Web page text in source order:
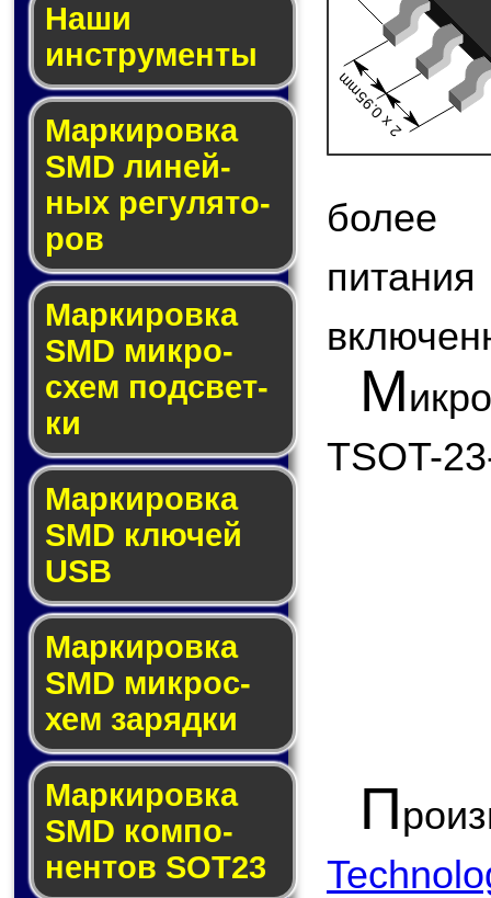
Наши
инструменты
Маркировка
SMD ли­ней­
ных ре­гу­ля­то­
ров
Маркировка
SMD мик­ро­
схем под­свет­
ки
Маркировка
SMD клю­чей
USB
Маркировка
SMD мик­рос­
хем за­ряд­ки
Маркировка
SMD ком­по­
нен­тов SOT23
2 x 0.95mm
более
М
TSOT-
П